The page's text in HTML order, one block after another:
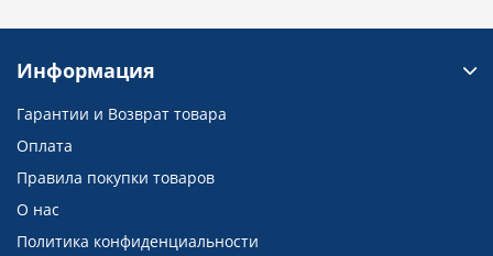
Информация
Гарантии и Возврат товара
Оплата
Правила покупки товаров
О нас
Политика конфиденциальности